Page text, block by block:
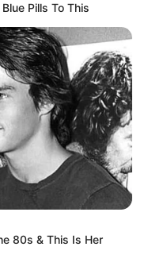
Pills To This
80s & This Is Her